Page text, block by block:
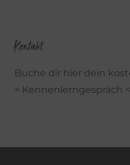
Kontakt
Buche dir hier dein
> Kennenlerngespräch <